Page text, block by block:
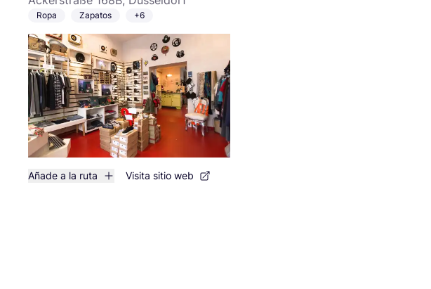
Ropa Zapatos +6
Añade a la ruta Visita sitio web